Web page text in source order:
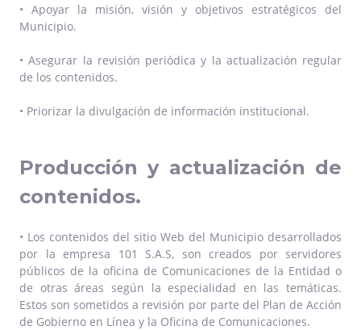
• Apoyar la misión, visión y objetivos estratégicos del
Municipio.
• Asegurar la revisión periódica y la actualización regular
de los contenidos.
• Priorizar la divulgación de información institucional.
Producción y actualización de
contenidos.
• Los contenidos del sitio Web del Municipio desarrollados
por la empresa 101 S.A.S, son creados por servidores
públicos de la oficina de Comunicaciones de la Entidad o
de otras áreas según la especialidad en las temáticas.
Estos son sometidos a revisión por parte del Plan de Acción
de Gobierno en Línea y la Oficina de Comunicaciones.